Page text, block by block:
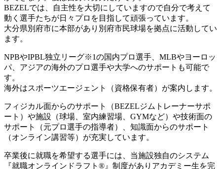
BEZELでは、自主性を大切にしていますので自分で考えて
動く選手たちが日々プロを目指して頑張っています。
大分県別府市に本部があり別府市民球場を拠点に活動してい
ます。
NPBやIPBL独立リーグ※1の国内プロ選手、MLBやヨーロッ
パ、アジアの海外のプロ選手や大学へのサポートも可能で
す。
海外はスポーツエージェント（資格保有者）が案内します。
フィジカル面からのサポート（BEZELジムトレーナーサポ
ート）や施設（球場、室内練習場、GYMなど）や技術面の
サポート（元プロ選手の指導者）、知識面からのサポート
（オンライン講習等）が充実しています。
卒業後に就職を希望する選手には、当施設独自のシステム
『就職オンラインドラフト®』制度がありアカデミー生を完